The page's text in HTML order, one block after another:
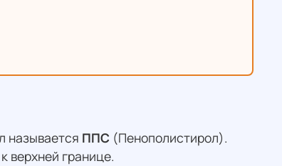
называется ППС (Пенополистирол).
верхней границе.